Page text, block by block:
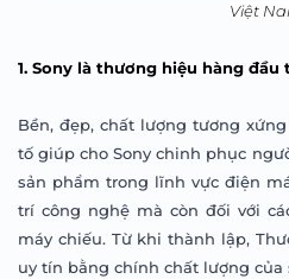
Việt
1. Sony là thương hiệu hàng đầu
Bền, đẹp, chất lượng tương
tố giúp cho Sony chinh phục
sản phẩm trong lĩnh vực điện
trí công nghệ mà còn đối với
máy chiếu. Từ khi thành lập,
uy tín bằng chính chất lượng của